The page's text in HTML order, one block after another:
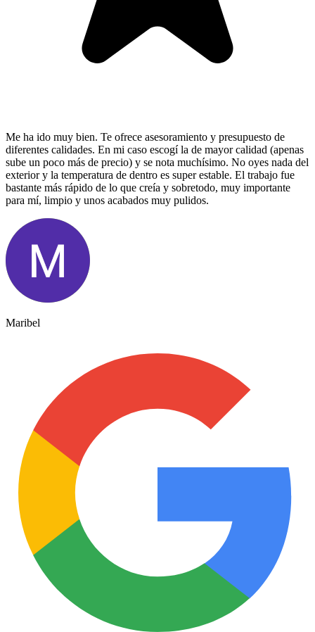
Me ha ido muy bien. Te ofrece asesoramiento y presupuesto de
diferentes calidades. En mi caso escogí la de mayor calidad (apenas
sube un poco más de precio) y se nota muchísimo. No oyes nada del
exterior y la temperatura de dentro es super estable. El trabajo fue
bastante más rápido de lo que creía y sobretodo, muy importante
para mí, limpio y unos acabados muy pulidos.
Maribel